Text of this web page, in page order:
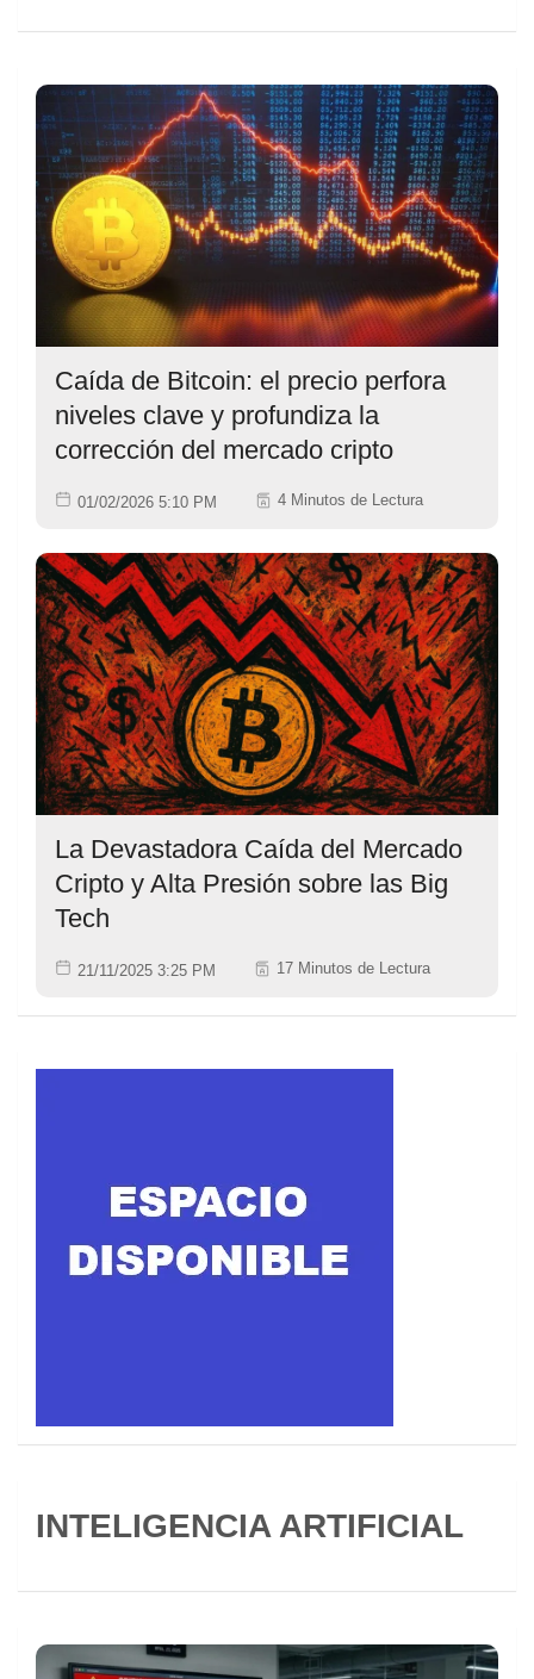
Caída de Bitcoin: el precio perfora
niveles clave y profundiza la
corrección del mercado cripto
01/02/2026 5:10 PM 4 Minutos de Lectura
La Devastadora Caída del Mercado
Cripto y Alta Presión sobre las Big
Tech
21/11/2025 3:25 PM 17 Minutos de Lectura
INTELIGENCIA ARTIFICIAL